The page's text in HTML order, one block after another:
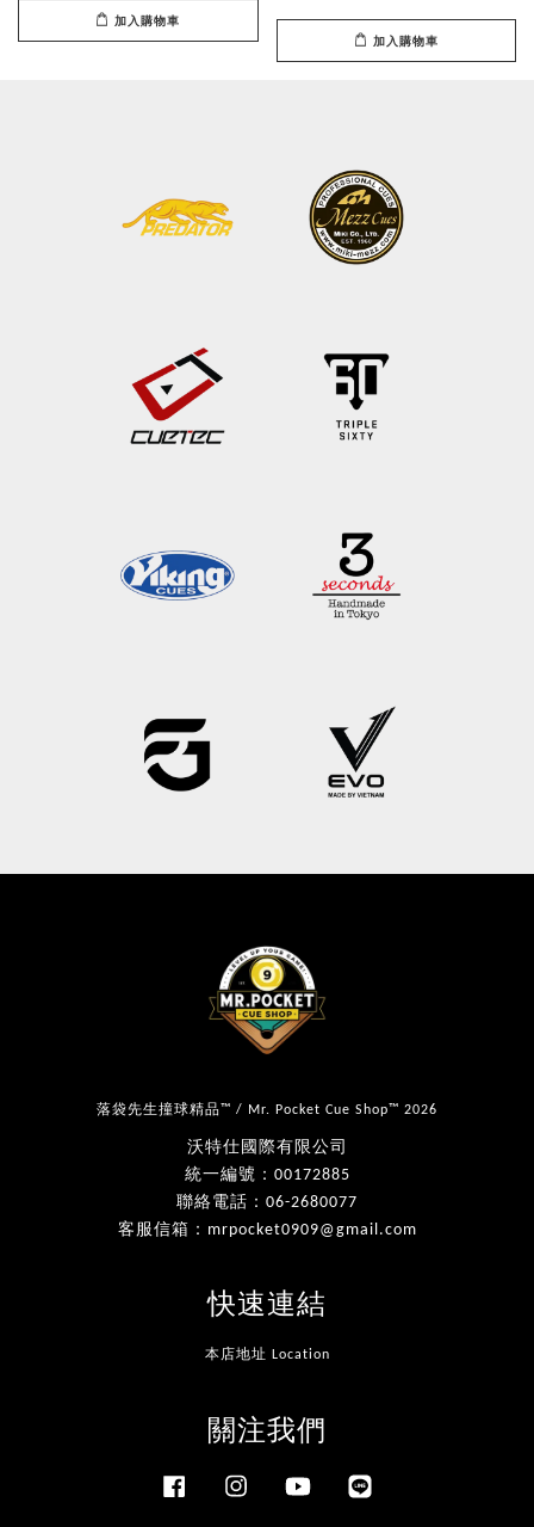
加入購物車
加入購物車
落袋先生撞球精品™ / Mr. Pocket Cue Shop™ 2026
沃特仕國際有限公司
統一編號：00172885
聯絡電話：06-2680077
客服信箱：mrpocket0909@gmail.com
快速連結
本店地址 Location
關注我們
Facebook Instagram YouTube